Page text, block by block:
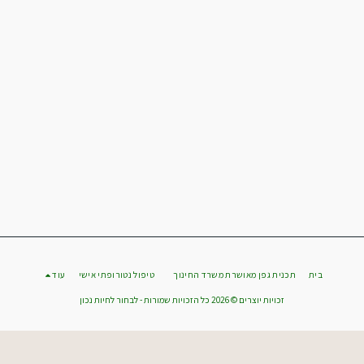
בית תכנית גפן מאושרת משרד החינוך טיפול נטורופתי אישי עוד
זכויות יוצרים © 2026 כל הזכויות שמורות - לבחור לחיות נכון